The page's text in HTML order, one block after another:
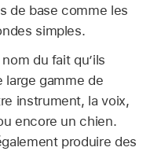
de base comme les
simples.
du fait qu’ils
large gamme de
instrument, la voix,
encore un chien.
produire des